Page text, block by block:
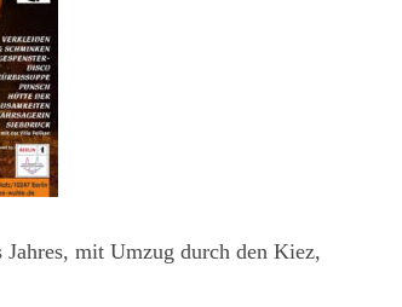
mit Umzug durch den Kiez,